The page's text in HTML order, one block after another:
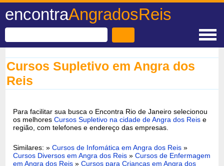
encontraAngradosReis
Cursos Supletivo em Angra dos
Reis
Para facilitar sua busca o Encontra Rio de Janeiro selecionou
os melhoresCursos Supletivo na cidade de Angra dos Reis e
região, com telefones e endereço das empresas.
Similares: »Cursos de Infomática em Angra dos Reis »
Cursos Diversos em Angra dos Reis »Cursos de Enfermagem
em Angra dos Reis »Cursos para Crianças em Angra dos